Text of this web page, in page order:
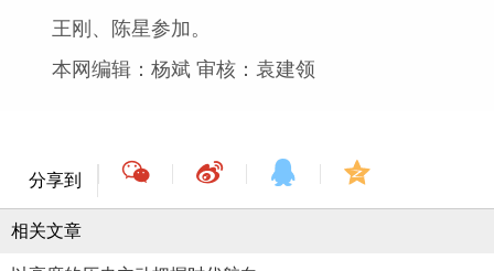
王刚、陈星参加。
本网编辑：杨斌 审核：袁建领
分享到
相关文章